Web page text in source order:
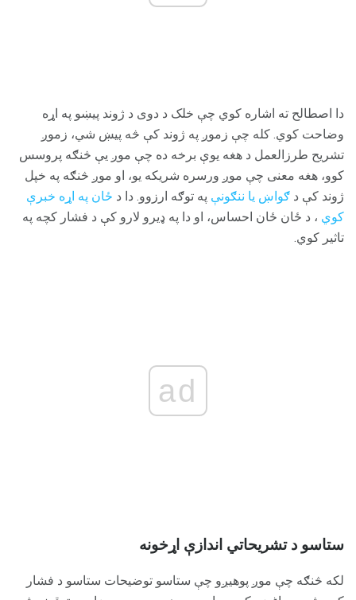
دا اصطالح ته اشاره کوي چې خلک د دوی د ژوند پیښو په اړه
وضاحت کوي. کله چې زموږ په ژوند کې څه پیښ شي، زموږ
تشریح طرزالعمل د هغه یوې برخه ده چې موږ یې څنګه پروسس
کوو، هغه معنی چې موږ ورسره شریکه یو، او موږ څنګه په خپل
ژوند کې د ګواښ یا ننګونې په توګه ارزوو. دا د ځان په اړه خبرې
کوي ، د ځان ځان احساس، او دا په ډیرو لارو کې د فشار کچه په
تاثیر کوي.
ad
ستاسو د تشریحاتي اندازې اړخونه
لکه څنګه چې موږ پوهیږو چې ستاسو توضیحات ستاسو د فشار